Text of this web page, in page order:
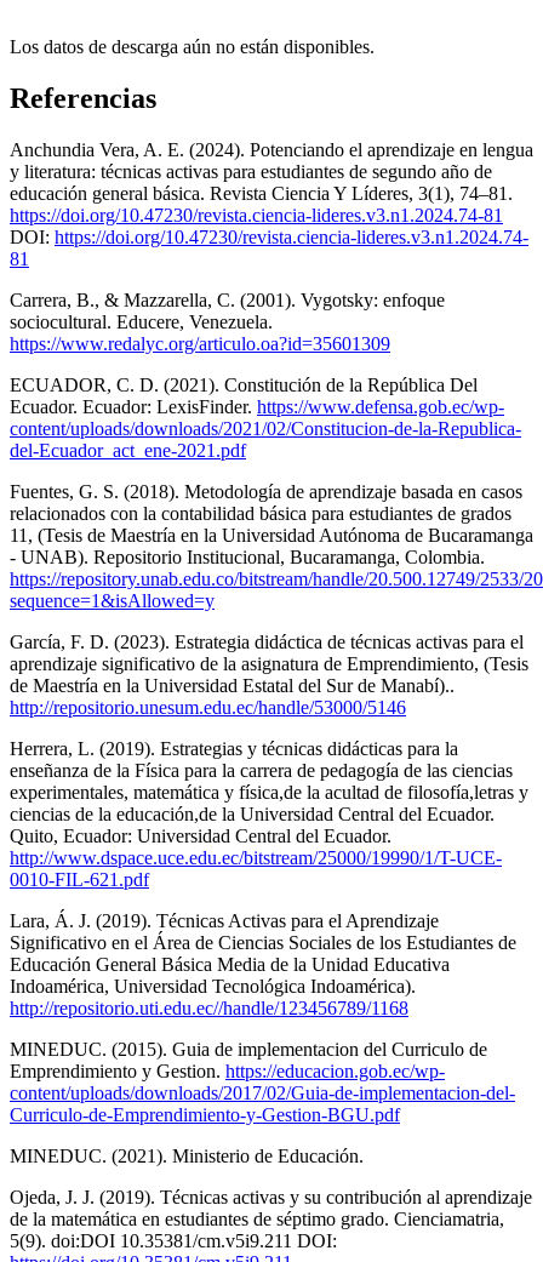
Los datos de descarga aún no están disponibles.
Referencias
Anchundia Vera, A. E. (2024). Potenciando el aprendizaje en lengua
y literatura: técnicas activas para estudiantes de segundo año de
educación general básica. Revista Ciencia Y Líderes, 3(1), 74–81.
https://doi.org/10.47230/revista.ciencia-lideres.v3.n1.2024.74-81
DOI: https://doi.org/10.47230/revista.ciencia-lideres.v3.n1.2024.74-
81
Carrera, B., & Mazzarella, C. (2001). Vygotsky: enfoque
sociocultural. Educere, Venezuela.
https://www.redalyc.org/articulo.oa?id=35601309
ECUADOR, C. D. (2021). Constitución de la República Del
Ecuador. Ecuador: LexisFinder. https://www.defensa.gob.ec/wp-
content/uploads/downloads/2021/02/Constitucion-de-la-Republica-
del-Ecuador_act_ene-2021.pdf
Fuentes, G. S. (2018). Metodología de aprendizaje basada en casos
relacionados con la contabilidad básica para estudiantes de grados
11, (Tesis de Maestría en la Universidad Autónoma de Bucaramanga
- UNAB). Repositorio Institucional, Bucaramanga, Colombia.
https://repository.unab.edu.co/bitstream/handle/20.500.12749/2533/
sequence=1&isAllowed=y
García, F. D. (2023). Estrategia didáctica de técnicas activas para el
aprendizaje significativo de la asignatura de Emprendimiento, (Tesis
de Maestría en la Universidad Estatal del Sur de Manabí)..
http://repositorio.unesum.edu.ec/handle/53000/5146
Herrera, L. (2019). Estrategias y técnicas didácticas para la
enseñanza de la Física para la carrera de pedagogía de las ciencias
experimentales, matemática y física,de la acultad de filosofía,letras y
ciencias de la educación,de la Universidad Central del Ecuador.
Quito, Ecuador: Universidad Central del Ecuador.
http://www.dspace.uce.edu.ec/bitstream/25000/19990/1/T-UCE-
0010-FIL-621.pdf
Lara, Á. J. (2019). Técnicas Activas para el Aprendizaje
Significativo en el Área de Ciencias Sociales de los Estudiantes de
Educación General Básica Media de la Unidad Educativa
Indoamérica, Universidad Tecnológica Indoamérica).
http://repositorio.uti.edu.ec//handle/123456789/1168
MINEDUC. (2015). Guia de implementacion del Curriculo de
Emprendimiento y Gestion. https://educacion.gob.ec/wp-
content/uploads/downloads/2017/02/Guia-de-implementacion-del-
Curriculo-de-Emprendimiento-y-Gestion-BGU.pdf
MINEDUC. (2021). Ministerio de Educación.
Ojeda, J. J. (2019). Técnicas activas y su contribución al aprendizaje
de la matemática en estudiantes de séptimo grado. Cienciamatria,
5(9). doi:DOI 10.35381/cm.v5i9.211 DOI: